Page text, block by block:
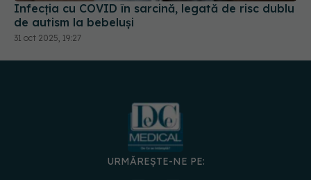
Infecția cu COVID în sarcină, legată de risc dublu
de autism la bebeluși
31 oct 2025, 19:27
URMĂREȘTE-NE PE: